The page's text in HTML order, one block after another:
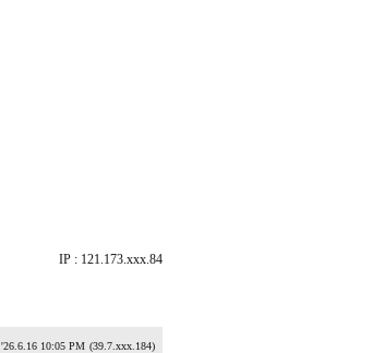
IP : 121.173.xxx.84
'26.6.16 10:05 PM (39.7.xxx.184)